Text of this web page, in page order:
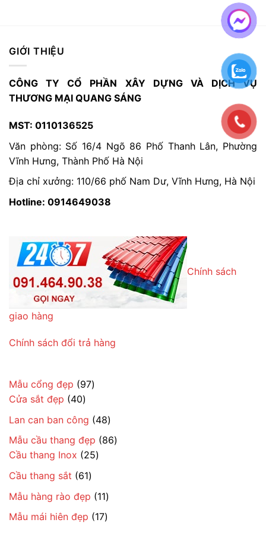
GIỚI THIỆU
CÔNG TY CỔ PHẦN XÂY DỰNG VÀ DỊCH VỤ
THƯƠNG MẠI QUANG SÁNG
MST: 0110136525
Văn phòng: Số 16/4 Ngõ 86 Phố Thanh Lân, Phường
Vĩnh Hưng, Thành Phố Hà Nội
Địa chỉ xưởng: 110/66 phố Nam Dư, Vĩnh Hưng, Hà Nội
Hotline: 0914649038
Chính sách
giao hàng
Chính sách đổi trả hàng
Mẫu cổng đẹp 9797
phẩm
Cửa sắt đẹp 4040
sản
phẩm
Lan can ban công 4848
sản
phẩm
Mẫu cầu thang đẹp 8686
Cầu thang Inox 2525
Cầu thang sắt 6161
sản
phẩm
Mẫu hàng rào đẹp 1111
sản
phẩm
Mẫu mái hiên đẹp 1717